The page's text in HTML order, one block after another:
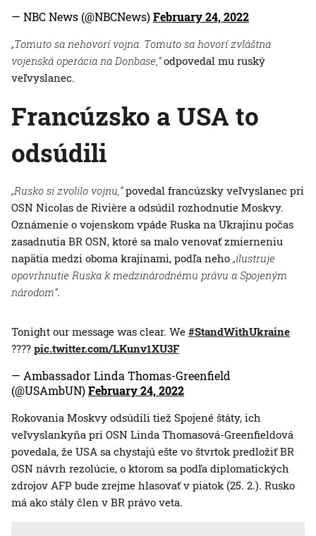
— NBC News (@NBCNews)February 24, 2022
„Tomuto sa nehovorí vojna. Tomuto sa hovorí zvláštna
vojenská operácia na Donbase,“odpovedal mu ruský
veľvyslanec.
Francúzsko a USA to
odsúdili
„Rusko si zvolilo vojnu,“povedal francúzsky veľvyslanec pri
OSN Nicolas de Rivière a odsúdil rozhodnutie Moskvy.
Oznámenie o vojenskom vpáde Ruska na Ukrajinu počas
zasadnutia BR OSN, ktoré sa malo venovať zmierneniu
napätia medzi oboma krajinami, podľa neho „ilustruje
opovrhnutie Ruska k medzinárodnému právu a Spojeným
národom“.
Tonight our message was clear. We #StandWithUkraine
???? pic.twitter.com/LKunv1XU3F
— Ambassador Linda Thomas-Greenfield
(@USAmbUN)February 24, 2022
Rokovania Moskvy odsúdili tiež Spojené štáty, ich
veľvyslankyňa pri OSN Linda Thomasová-Greenfieldová
povedala, že USA sa chystajú ešte vo štvrtok predložiť BR
OSN návrh rezolúcie, o ktorom sa podľa diplomatických
zdrojov AFP bude zrejme hlasovať v piatok (25. 2.). Rusko
má ako stály člen v BR právo veta.